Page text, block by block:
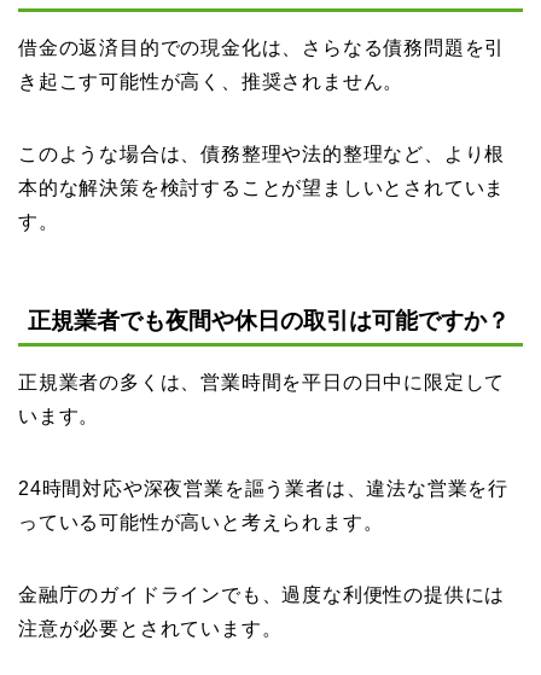
借金の返済目的での現金化は、さらなる債務問題を引
き起こす可能性が高く、推奨されません。
このような場合は、債務整理や法的整理など、より根
本的な解決策を検討することが望ましいとされていま
す。
正規業者でも夜間や休日の取引は可能ですか？
正規業者の多くは、営業時間を平日の日中に限定して
います。
24時間対応や深夜営業を謳う業者は、違法な営業を行
っている可能性が高いと考えられます。
金融庁のガイドラインでも、過度な利便性の提供には
注意が必要とされています。